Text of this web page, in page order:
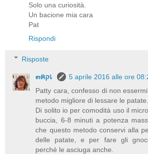
Solo una curiosità.
Un bacione mia cara
Pat
Rispondi
Risposte
๓คקเ
5 aprile 2016 alle ore
Patty cara, confesso di non
metodo migliore di lessare le
Di solito io per comodità uso il
buccia, 6-8 minuti a potenza
che questo metodo conservi alla
delle patate, e per fare gli
perché le asciuga anche.